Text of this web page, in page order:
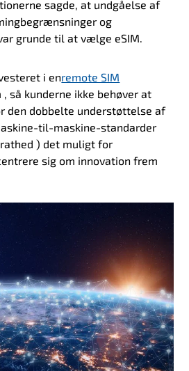
sagde, at undgåelse af
og
grunde til at vælge eSIM.
i enremote SIM
, så kunderne ikke behøver at
den dobbelte understøttelse af
til-maskine-standarder
) det muligt for
sig om innovation frem